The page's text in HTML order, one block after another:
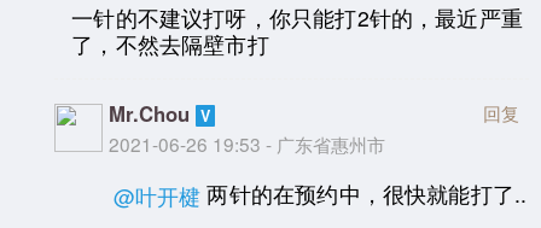
一针的不建议打呀，你只能打2针的，最近严重
了，不然去隔壁市打
Mr.Chou
2021-06-26 19:53 - 广东省惠州市
回复
@叶开楗 两针的在预约中，很快就能打了..